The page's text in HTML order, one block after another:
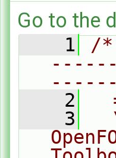
Go to the
    1
/
    2
    3